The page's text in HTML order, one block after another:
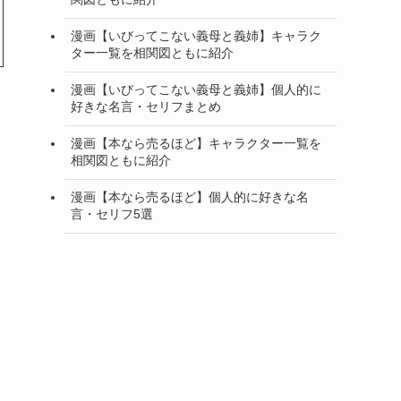
漫画【いびってこない義母と義姉】キャラク
ター一覧を相関図ともに紹介
漫画【いびってこない義母と義姉】個人的に
好きな名言・セリフまとめ
漫画【本なら売るほど】キャラクター一覧を
相関図ともに紹介
漫画【本なら売るほど】個人的に好きな名
言・セリフ5選